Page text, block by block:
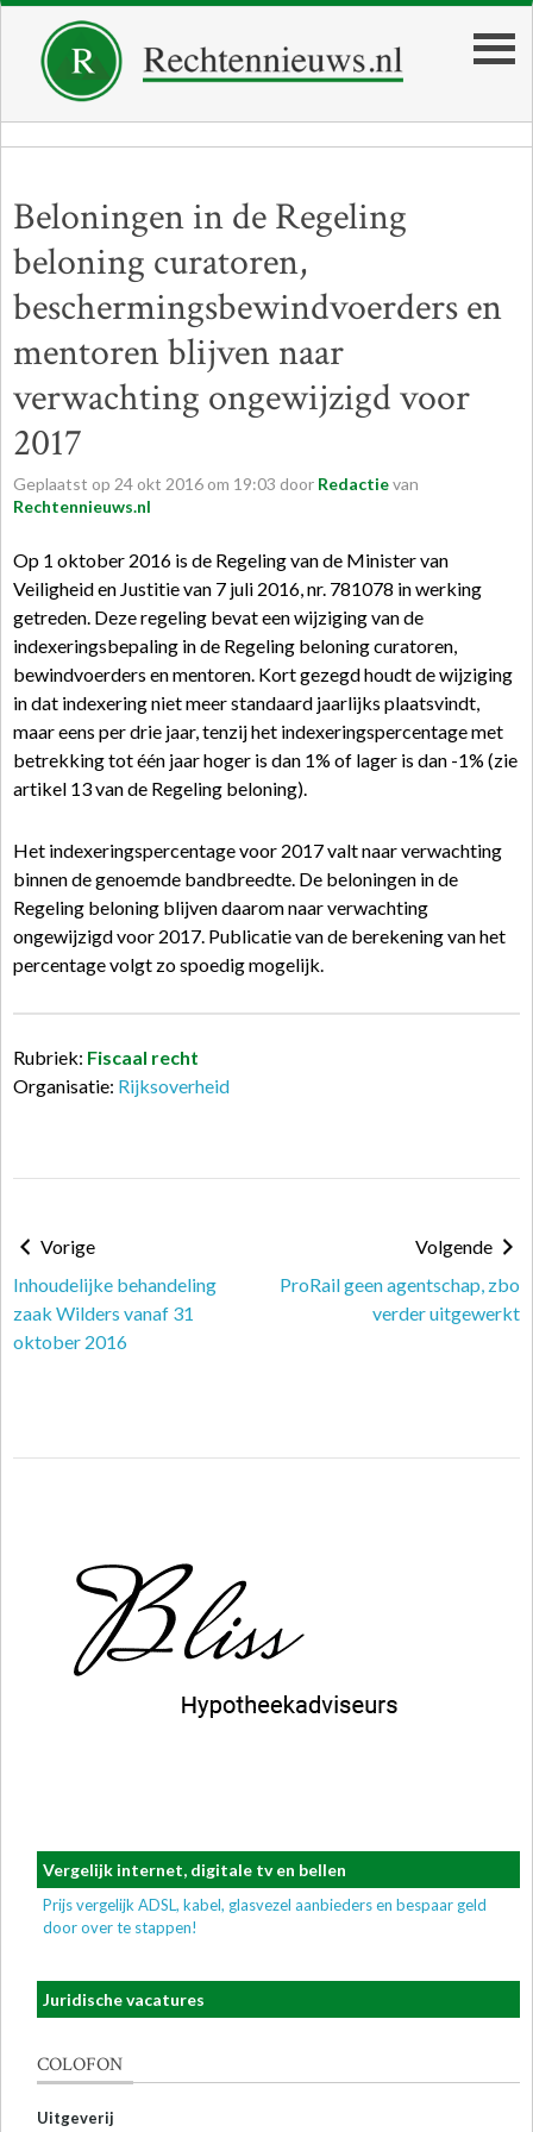
Beloningen in de Regeling
beloning curatoren,
beschermingsbewindvoerders en
mentoren blijven naar
verwachting ongewijzigd voor
2017
Geplaatst op 24 okt 2016 om 19:03 door Redactievan
Rechtennieuws.nl
Op 1 oktober 2016 is de Regeling van de Minister van
Veiligheid en Justitie van 7 juli 2016, nr. 781078 in werking
getreden. Deze regeling bevat een wijziging van de
indexeringsbepaling in de Regeling beloning curatoren,
bewindvoerders en mentoren. Kort gezegd houdt de wijziging
in dat indexering niet meer standaard jaarlijks plaatsvindt,
maar eens per drie jaar, tenzij het indexeringspercentage met
betrekking tot één jaar hoger is dan 1% of lager is dan -1% (zie
artikel 13 van de Regeling beloning).
Het indexeringspercentage voor 2017 valt naar verwachting
binnen de genoemde bandbreedte. De beloningen in de
Regeling beloning blijven daarom naar verwachting
ongewijzigd voor 2017. Publicatie van de berekening van het
percentage volgt zo spoedig mogelijk.
Rubriek: Fiscaal recht
Organisatie: Rijksoverheid
Vorige
Inhoudelijke behandeling
zaak Wilders vanaf 31
oktober 2016
Volgende
ProRail geen agentschap, zbo
verder uitgewerkt
Vergelijk internet, digitale tv en bellen
Prijs vergelijk ADSL, kabel, glasvezel aanbieders en bespaar geld
door over te stappen!
Juridische vacatures
COLOFON
Uitgeverij